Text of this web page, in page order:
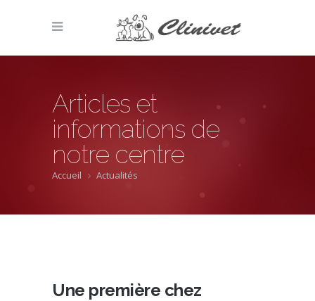
Articles et
informations de
notre centre
Accueil Actualités
Une première chez